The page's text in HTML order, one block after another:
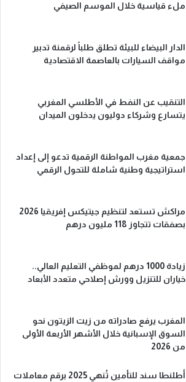
ملء قياسية خلال الموسم الصيفي
الدار البيضاء للبيئة تطلق طلباً لرقمنة تدبير
مواقف السيارات بالعاصمة الاقتصادية
التنقيب عن النفط في الأطلسي المغربي
يتسارع وشركاء دوليون يدخلون الميدان
جمعية مغرب المواطنة الرقمية تدعو إلى إعداد
استراتيجية وطنية شاملة للتحول الرقمي
مراكش تستعد لتنظيم جيتيكس إفريقيا 2026
بصفقات تتجاوز 118 مليون درهم
زيادة 1000 درهم لموظفي التعليم العالي..
خياران للتنزيل وورش إصلاحي متعدد الأبعاد
المغرب يرفع صادراته من زيت الزيتون نحو
السوق الإسبانية خلال الأشهر الأربعة الأولى
من 2026
أطلنطا سند للتأمين تُنهي 2025 برقم معاملات